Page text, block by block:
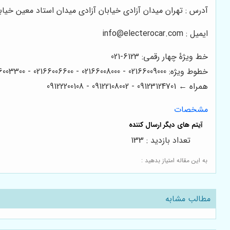
آدرس : تهران میدان آزادی خیابان آزادی میدان استاد معین خیابان ۲۱ متری جی بین طوس و دامپزشکی پلاک 154 -
ایمیل : info@electerocar.com
خط ویژۀ چهار رقمی: 6123-021
خطوط ویژه: 02166009000 - 02166008000 - 02166006600 - 02166003300 - 02166003000
همراه ← 09123124701 - 09122108002 - 09122200108
مشخصات
به این مقاله امتیاز بدهید :
تعداد بازدید : 133
مطالب مشابه